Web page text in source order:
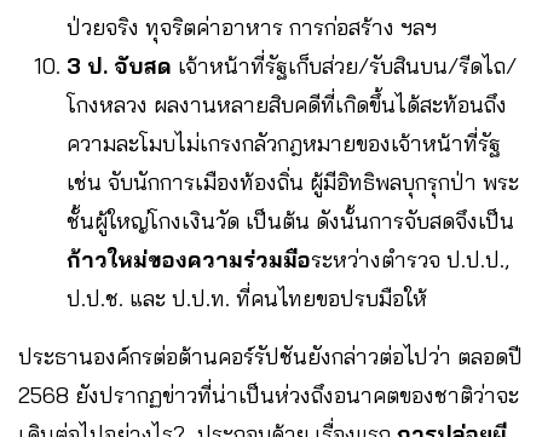
ป่วยจริง ทุจริตค่าอาหาร การก่อสร้าง ฯลฯ
3 ป. จับสด เจ้าหน้าที่รัฐเก็บส่วย/รับสินบน/รีดไถ/
โกงหลวง ผลงานหลายสิบคดีที่เกิดขึ้นได้สะท้อนถึง
ความละโมบไม่เกรงกลัวกฎหมายของเจ้าหน้าที่รัฐ
เช่น จับนักการเมืองท้องถิ่น ผู้มีอิทธิพลบุกรุกป่า พระ
ชั้นผู้ใหญ่โกงเงินวัด เป็นต้น ดังนั้นการจับสดจึงเป็น
ก้าวใหม่ของความร่วมมือระหว่างตำรวจ ป.ป.ป.,
ป.ป.ช. และ ป.ป.ท. ที่คนไทยขอปรบมือให้
ประธานองค์กรต่อต้านคอร์รัปชันยังกล่าวต่อไปว่า ตลอดปี
2568 ยังปรากฏข่าวที่น่าเป็นห่วงถึงอนาคตของชาติว่าจะ